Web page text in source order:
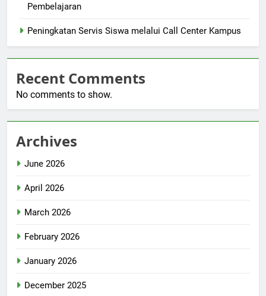
Pembelajaran
Peningkatan Servis Siswa melalui Call Center Kampus
Recent Comments
No comments to show.
Archives
June 2026
April 2026
March 2026
February 2026
January 2026
December 2025